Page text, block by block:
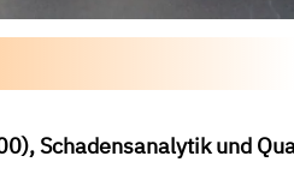
Schadensanalytik und